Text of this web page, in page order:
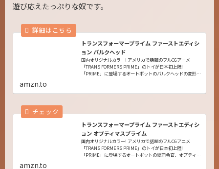
遊び応えたっぷりな奴です。
トランスフォーマープライム ファーストエディシ
ョン バルクヘッド
国内オリジナルカラー! アメリカで話題のフルCGアニメ
「TRANS FORMERS PRIME」のトイが日本初上陸!
「PRIME」に登場するオートボットのバルクヘッドの変形フ
amzn.to
トランスフォーマープライム ファーストエディシ
ョン オプティマスプライム
国内オリジナルカラー! アメリカで話題のフルCGアニメ
「TRANS FORMERS PRIME」のトイが日本初上陸!
「PRIME」に登場するオートボットの総司令官、オプティマ
amzn.to